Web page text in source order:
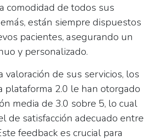
comodidad de todos sus
están siempre dispuestos
pacientes, asegurando un
y personalizado.
valoración de sus servicios, los
plataforma 2.0 le han otorgado
media de 3.0 sobre 5, lo cual
de satisfacción adecuado entre
feedback es crucial para